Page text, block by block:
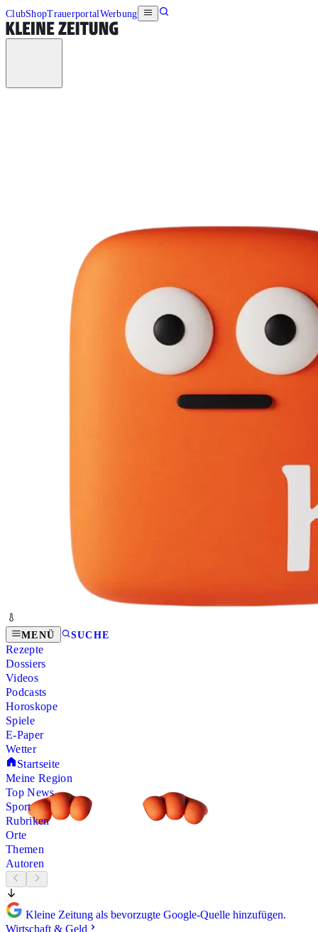
ClubShopTrauerportalWerbung
MENÜ SUCHE
Rezepte
Dossiers
Videos
Podcasts
Horoskope
Spiele
E-Paper
Wetter
Startseite
Meine Region
Top News
Sport
Rubriken
Orte
Themen
Autoren
Kleine Zeitung als bevorzugte Google-Quelle hinzufügen.
Wirtschaft & Geld